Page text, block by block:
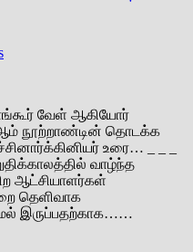
வேள் ஆகியோர்
ஆம் நூற்றாண்டின் தொடக்க
உரை… _ _ _
வாழ்ந்த
ஆட்சியாளர்கள்
தெளிவாக
இருப்பதற்காக……